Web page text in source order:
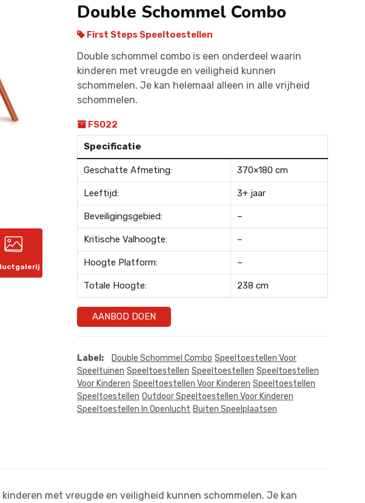
Double Schommel Combo
First Steps Speeltoestellen
Double schommel combo is een onderdeel waarin
kinderen met vreugde en veiligheid kunnen
schommelen. Je kan helemaal alleen in alle vrijheid
schommelen.
FS022
Specificatie
Geschatte Afmeting: 370×180 cm
Leeftijd: 3+ jaar
Beveiligingsgebied: –
Kritische Valhoogte: –
Hoogte Platform: –
Totale Hoogte: 238 cm
AANBOD DOEN
Label: Double Schommel Combo Speeltoestellen Voor
Speeltuinen Speeltoestellen Speeltoestellen Speeltoestellen
Voor Kinderen Speeltoestellen Voor Kinderen Speeltoestellen
Speeltoestellen Outdoor Speeltoestellen Voor Kinderen
Speeltoestellen In Openlucht Buiten Speelplaatsen
met vreugde en veiligheid kunnen schommelen. Je kan